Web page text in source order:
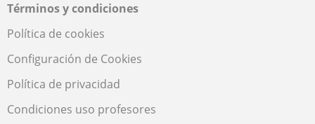
Términos y condiciones
Política de cookies
Configuración de Cookies
Política de privacidad
Condiciones uso profesores